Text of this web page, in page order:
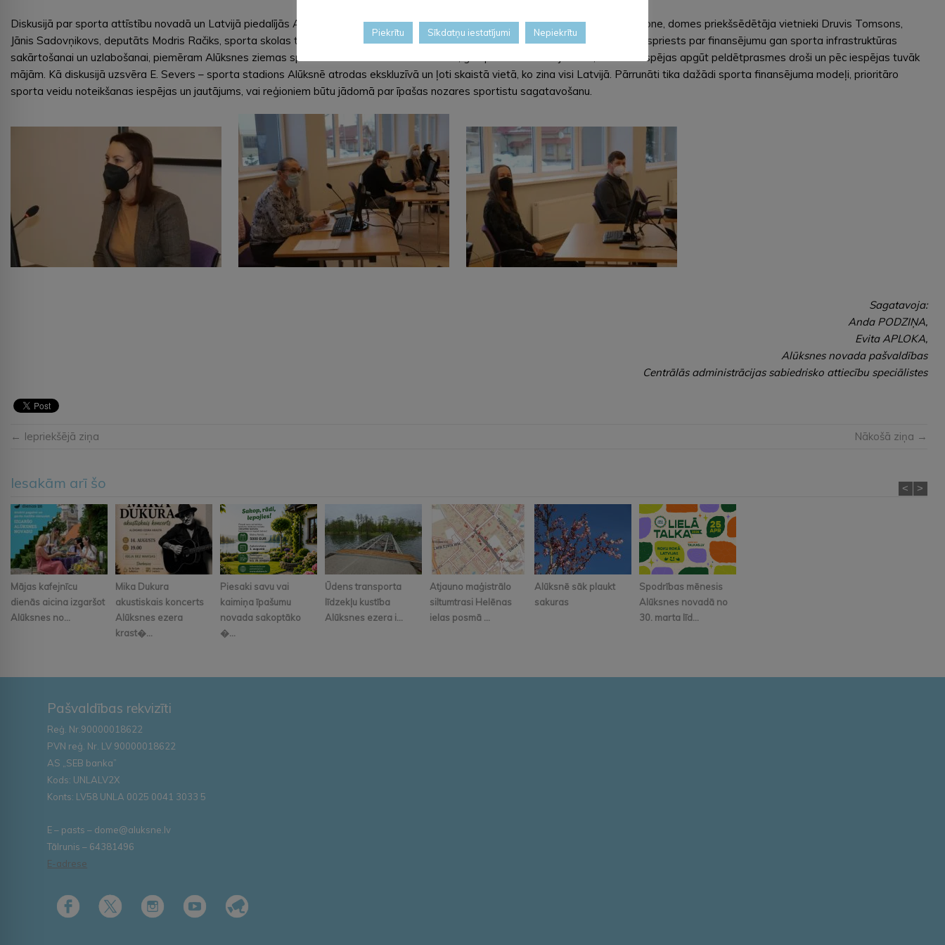
Diskusijā par sporta attīstību novadā un Latvijā piedalījās Alūksnes pilsētas Bērnu un jaunatnes sporta skolas direktore Līga Tomsone, domes priekšsēdētāja vietnieki Druvis Tomsons,
Jānis Sadovņikovs, deputāts Modris Račiks, sporta skolas treneri Rolands Sīlis, Uldis Jauniņš, Krista Rence, Sergejs Sverčkovs. Tika spriests par finansējumu gan sporta infrastruktūras
sakārtošanai un uzlabošanai, piemēram Alūksnes ziemas sporta centra “Mežinieki” attīstībai, gan peldbaseina vajadzību, lai būtu iespējas apgūt peldētprasmes droši un pēc iespējas tuvāk
mājām. Kā diskusijā uzsvēra E. Severs – sporta stadions Alūksnē atrodas ekskluzīvā un ļoti skaistā vietā, ko zina visi Latvijā. Pārrunāti tika dažādi sporta finansējuma modeļi, prioritāro
sporta veidu noteikšanas iespējas un jautājums, vai reģioniem būtu jādomā par īpašas nozares sportistu sagatavošanu.
Sagatavoja:
Anda PODZIŅA,
Evita APLOKA,
Alūksnes novada pašvaldības
Centrālās administrācijas sabiedrisko attiecību speciālistes
← Iepriekšējā ziņa Nākošā ziņa →
Iesakām arī šo
Mājas kafejnīcu
dienās aicina izgaršot
Alūksnes no...
Mika Dukura
akustiskais koncerts
Alūksnes ezera
krast�...
Piesaki savu vai
kaimiņa īpašumu
novada sakoptāko
�...
Ūdens transporta
līdzekļu kustība
Alūksnes ezera i...
Atjauno maģistrālo
siltumtrasi Helēnas
ielas posmā ...
Alūksnē sāk plaukt
sakuras
Spodrības mēnesis
Alūksnes novadā no
30. marta līd...
< >
Pašvaldības rekvizīti
Reģ. Nr.90000018622
PVN reģ. Nr. LV 90000018622
AS „SEB banka”
Kods: UNLALV2X
Konts: LV58 UNLA 0025 0041 3033 5
E – pasts – dome@aluksne.lv
Tālrunis – 64381496
E-adrese
Piekrītu Sīkdatņu iestatījumi Nepiekrītu